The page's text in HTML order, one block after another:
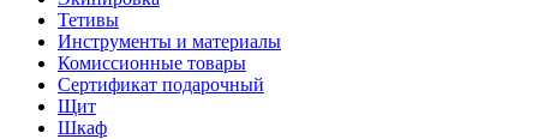
Тетивы
Инструменты и материалы
Комиссионные товары
Сертификат подарочный
Щит
Шкаф